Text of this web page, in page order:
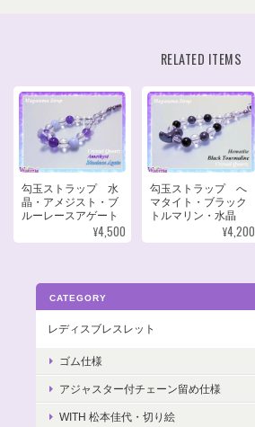
RELATED ITEMS
勾玉ストラップ 水
晶・アメジスト・ブ
ルーレースアゲート
¥4,500
勾玉ストラップ へ
マタイト・ブラック
トルマリン・水晶
¥4,200
CATEGORY
レディスブレスレット
ゴム仕様
アジャスター付チェーン留め仕様
WITH 松本佳代・切り絵